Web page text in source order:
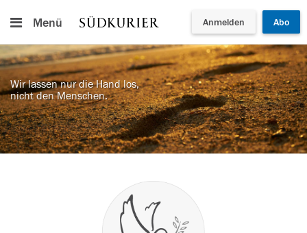
Menü Anmelden Abo
Wir lassen nur die Hand los,
nicht den Menschen.